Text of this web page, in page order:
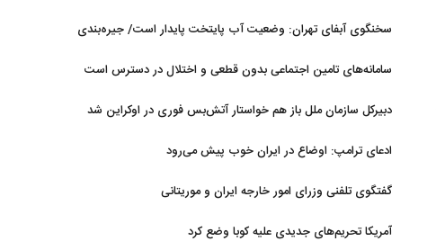
سخنگوی آبفای تهران: وضعیت آب پایتخت پایدار است/ جیره‌بندی
سامانه‌های تامین اجتماعی بدون قطعی و اختلال در دسترس است
دبیرکل سازمان ملل باز هم خواستار آتش‌بس فوری در اوکراین شد
ادعای ترامپ: اوضاع در ایران خوب پیش می‌رود
گفتگوی تلفنی وزرای امور خارجه ایران و موریتانی
آمریکا تحریم‌های جدیدی علیه کوبا وضع کرد